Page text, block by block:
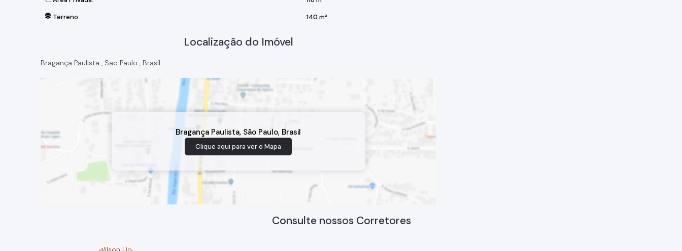
Terreno:
140 m²
Localização do Imóvel
Bragança Paulista , São Paulo , Brasil
Bragança Paulista, São Paulo, Brasil
Clique aqui para ver o Mapa
Consulte nossos Corretores